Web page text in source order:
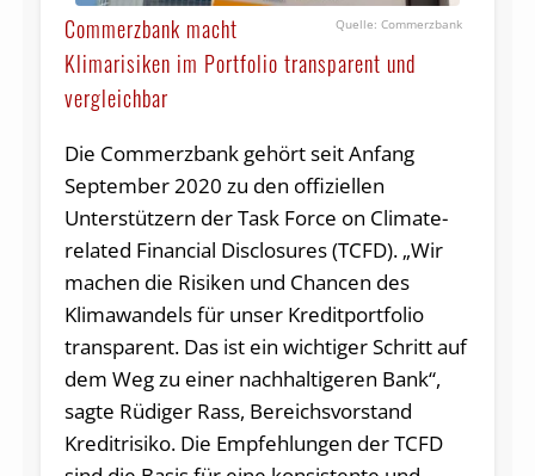
Commerzbank
Commerzbank macht
Klimarisiken im Portfolio transparent und
vergleichbar
Die Commerzbank gehört seit Anfang
September 2020 zu den offiziellen
Unterstützern der Task Force on Climate-
related Financial Disclosures (TCFD). „Wir
machen die Risiken und Chancen des
Klimawandels für unser Kreditportfolio
transparent. Das ist ein wichtiger Schritt auf
dem Weg zu einer nachhaltigeren Bank“,
sagte Rüdiger Rass, Bereichsvorstand
Kreditrisiko. Die Empfehlungen der TCFD